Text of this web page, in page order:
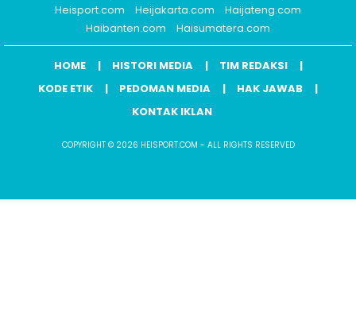
Heisport.com
Heijakarta.com
Haijateng.com
Haibanten.com
Haisumatera.com
HOME HISTORI MEDIA
TIM REDAKSI
KODE ETIK
PEDOMAN MEDIA
HAK JAWAB
KONTAK IKLAN
COPYRIGHT © 2026 HEISPORT.COM - ALL RIGHTS RESERVED